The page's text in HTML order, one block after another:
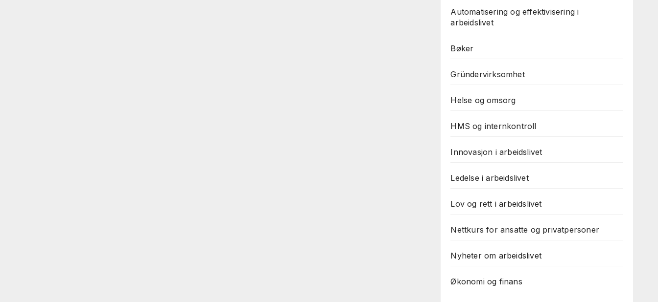
Automatisering og effektivisering i
arbeidslivet
Bøker
Gründervirksomhet
Helse og omsorg
HMS og internkontroll
Innovasjon i arbeidslivet
Ledelse i arbeidslivet
Lov og rett i arbeidslivet
Nettkurs for ansatte og privatpersoner
Nyheter om arbeidslivet
Økonomi og finans